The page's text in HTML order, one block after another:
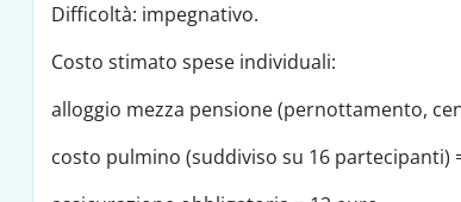
Difficoltà: impegnativo.
Costo stimato spese individuali:
alloggio mezza pensione (pernottamento,
costo pulmino (suddiviso su 16 partecipanti)